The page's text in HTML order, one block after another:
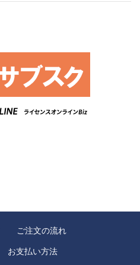
ご注文の流れ
お支払い方法